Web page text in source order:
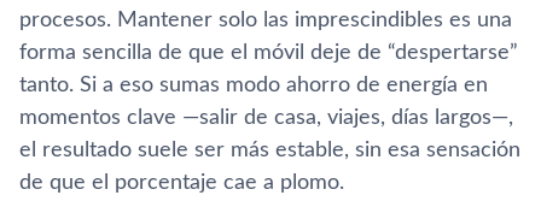
procesos. Mantener solo las imprescindibles es una
forma sencilla de que el móvil deje de “despertarse”
tanto. Si a eso sumas modo ahorro de energía en
momentos clave —salir de casa, viajes, días largos—,
el resultado suele ser más estable, sin esa sensación
de que el porcentaje cae a plomo.